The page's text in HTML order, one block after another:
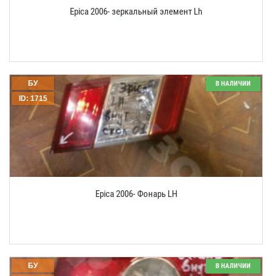
Epica 2006- зеркальный элемент Lh
Epica 2006- Фонарь LH
ID: 1715
БУ В НАЛИЧИИ
БУ В НАЛИЧИИ